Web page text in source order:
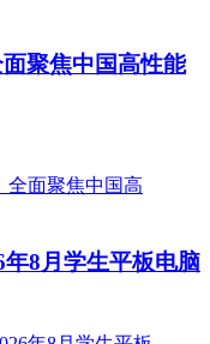
聚焦中国高性能
8月学生平板电脑